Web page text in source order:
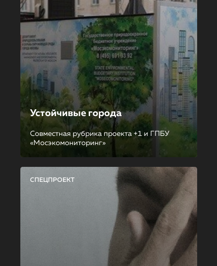
Устойчивые города
Совместная рубрика проекта +1 и ГПБУ
«Мосэкомониторинг»
СПЕЦПРОЕКТ